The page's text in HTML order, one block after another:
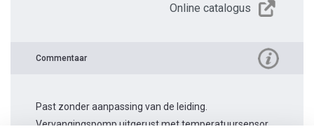
Online catalogus
Commentaar
Past zonder aanpassing van de leiding.
Vervangingspomp uitgerust met temperatuursensor.